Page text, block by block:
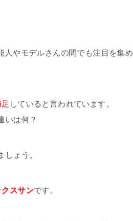
人やモデルさんの間でも注目を集め
していると言われています。
いは何？
ょう。
スサンです。